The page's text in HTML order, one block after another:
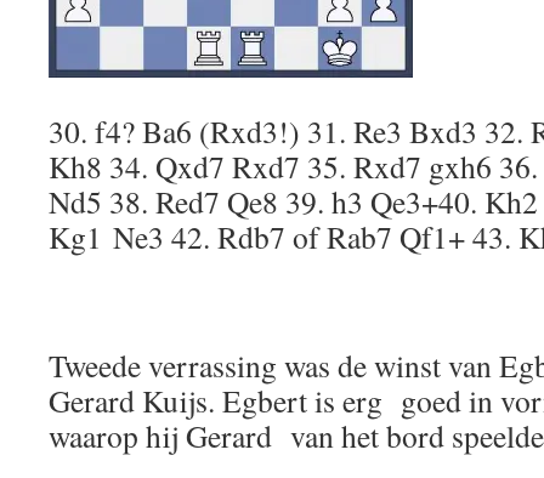
30. f4? Ba6 (Rxd3!) 31. Re3 Bxd3 32.
Kh8 34. Qxd7 Rxd7 35. Rxd7 gxh6
Nd5 38. Red7 Qe8 39. h3 Qe3+40.
Kg1 Ne3 42. Rdb7 of Rab7 Qf1+ 43.
Tweede verrassing was de winst van
Gerard Kuijs. Egbert is erg goed in
waarop hij Gerard van het bord